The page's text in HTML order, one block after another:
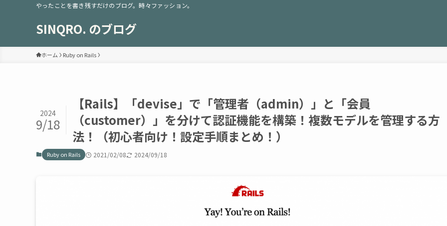
やったことを書き残すだけのブログ。時々ファッション。
SINQRO. のブログ
ホーム Ruby on Rails
【Rails】「devise」で「管理者（admin）」と「会員
（customer）」を分けて認証機能を構築！複数モデルを管理する方
法！（初心者向け！設定手順まとめ！）
2024
9/18
Ruby on Rails 2021/02/08 2024/09/18